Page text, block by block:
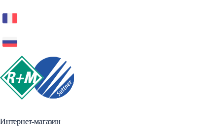
Интернет-магазин
Интернет-магазин